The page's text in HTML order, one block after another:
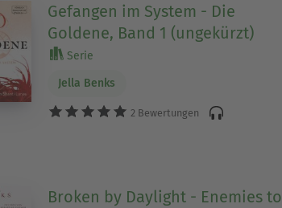
Gefangen im System - Die
Goldene, Band 1 (ungekürzt)
Serie
Jella Benks
2 Bewertungen
Broken by Daylight - Enemies to